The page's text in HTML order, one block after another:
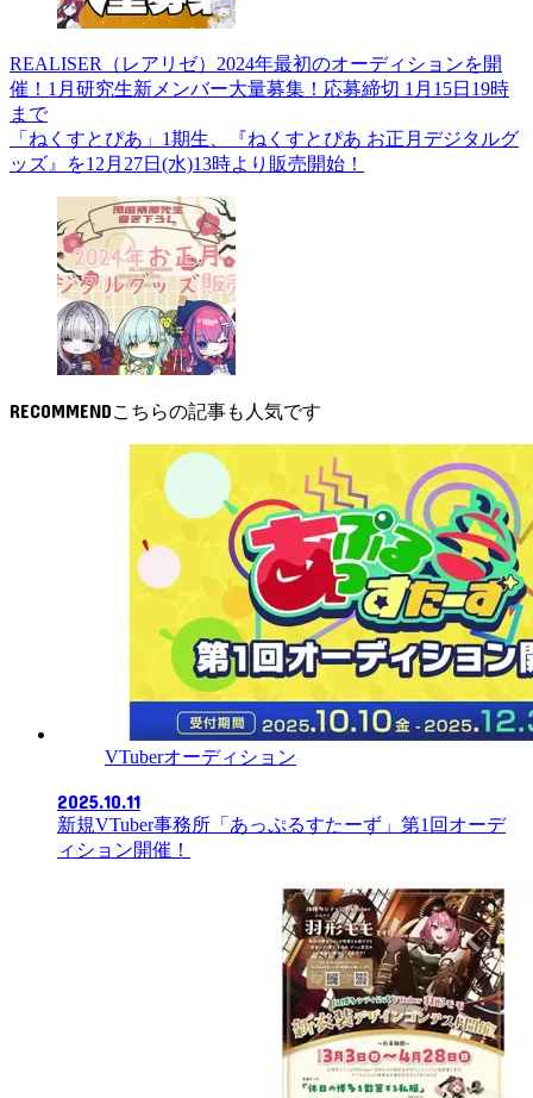
REALISER（レアリゼ）2024年最初のオーディションを開
催！1月研究生新メンバー大量募集！応募締切 1月15日19時
まで
「ねくすとぴあ」1期生、『ねくすとぴあ お正月デジタルグ
ッズ』を12月27日(水)13時より販売開始！
RECOMMEND
VTuberオーディション
2025.10.11
新規VTuber事務所「あっぷるすたーず」第1回オーデ
ィション開催！